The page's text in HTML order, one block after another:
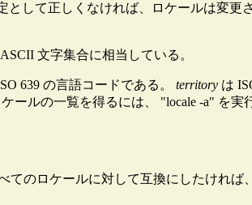
として正しくなければ、ロケールは変更
文字集合に相当している。
639 の言語コードである。territory は
ールの一覧を得るには、 "locale -a" を実
てのロケールに対して互換にしたければ